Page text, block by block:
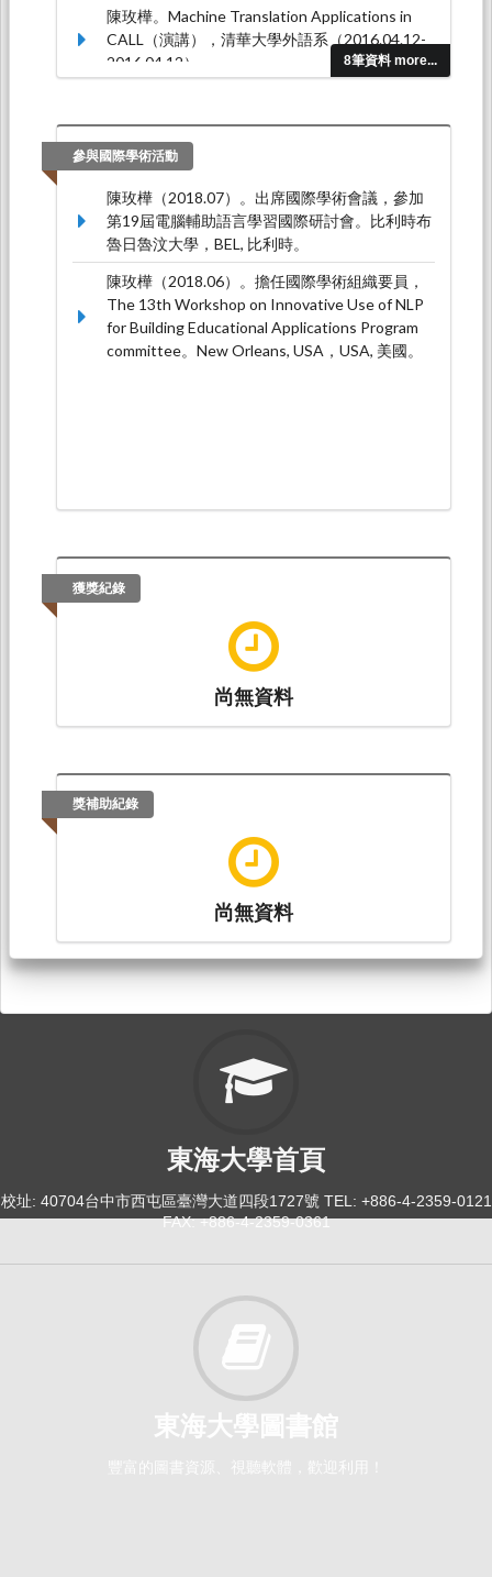
8筆資料 more...
陳玫樺。Machine Translation Applications in
CALL（演講），清華大學外語系（2016.04.12-
2016.04.12）。
Learning（演講），北區技專校院教學資源中心
（2015.09.25-2015.09.25）。
參與國際學術活動
陳玫樺（2018.07）。出席國際學術會議，參加
第19屆電腦輔助語言學習國際研討會。比利時布
魯日魯汶大學，BEL, 比利時。
陳玫樺（2018.06）。擔任國際學術組織要員，
The 13th Workshop on Innovative Use of NLP
for Building Educational Applications Program
committee。New Orleans, USA，USA, 美國。
獲獎紀錄
尚無資料
獎補助紀錄
尚無資料
東海大學首頁
校址: 40704台中市西屯區臺灣大道四段1727號 TEL: +886-4-2359-0121
FAX: +886-4-2359-0361
東海大學圖書館
豐富的圖書資源、視聽軟體，歡迎利用！